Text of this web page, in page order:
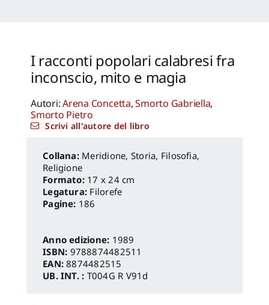
I racconti popolari calabresi fra
inconscio, mito e magia
Autori:Arena Concetta,Smorto Gabriella,
Smorto Pietro
Scrivi all'autore del libro
Meridione, Storia, Filosofia,
Religione
Formato: 17 x 24 cm
Legatura: Filorefe
Pagine: 186
Anno edizione: 1989
ISBN: 9788874482511
EAN:8874482515
UB. INT. : T004G R V91d